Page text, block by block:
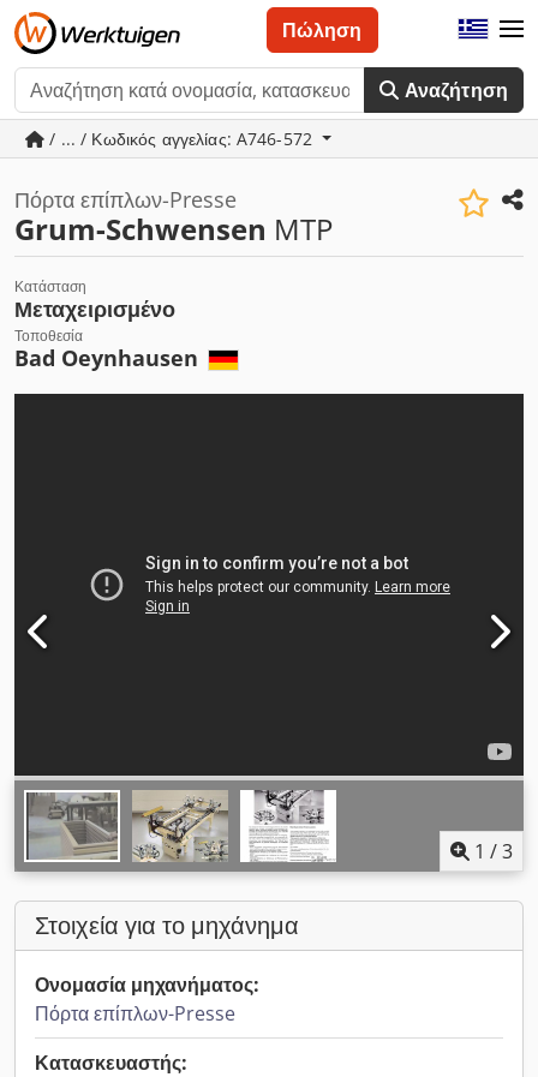
Αναζήτηση
Πώληση
/ ... / Κωδικός αγγελίας: A746-572
Πόρτα επίπλων-Presse
Grum-Schwensen MTP
Κατάσταση
Μεταχειρισμένο
Τοποθεσία
Bad Oeynhausen
1 /3
Στοιχεία για το μηχάνημα
Ονομασία μηχανήματος:
Πόρτα επίπλων-Presse
Κατασκευαστής: